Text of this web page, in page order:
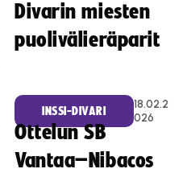
Divarin miesten
puolivälieräparit
INSSI-DIVARI
18.02.2
026
Ottelun SB
Vantaa–Nibacos